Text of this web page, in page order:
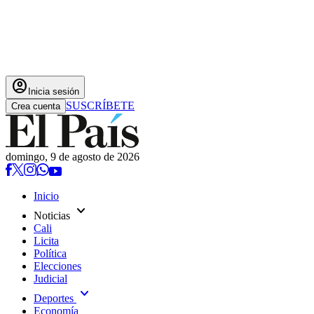
account_circle Inicia sesión
Crea cuenta SUSCRÍBETE
domingo, 9 de agosto de 2026
Inicio
Noticias expand_more
Cali
Licita
Política
Elecciones
Judicial
Deportes expand_more
Economía